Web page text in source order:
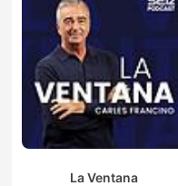
La Ventana